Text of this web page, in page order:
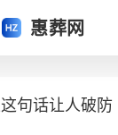
惠葬网
句话让人破